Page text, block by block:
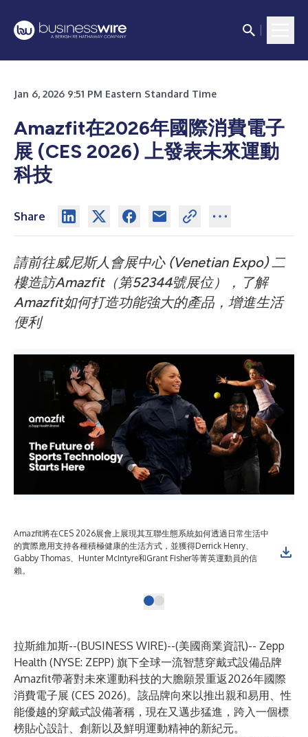
Jan 6, 2026 9:51 PM Eastern Standard Time
Amazfit在2026年國際消費電子
展 (CES 2026) 上發表未來運動
科技
Share
請前往威尼斯人會展中心 (Venetian Expo) 二
樓造訪Amazfit（第52344號展位），了解
Amazfit如何打造功能強大的產品，增進生活
便利
Amazfit將在CES 2026展會上展現其互聯生態系統如何透過日常生活中
的實際應用支持各種積極健康的生活方式，並獲得Derrick Henry、
Gabby Thomas、Hunter McIntyre和Grant Fisher等菁英運動員的信
賴。
拉斯維加斯--(BUSINESS WIRE)--(美國商業資訊)-- Zepp
Health (NYSE: ZEPP) 旗下全球一流智慧穿戴式設備品牌
Amazfit帶著對未來運動科技的大膽願景重返2026年國際
消費電子展 (CES 2026)。該品牌向來以推出親和易用、性
能優越的穿戴式設備著稱，現在又邁步猛進，跨入一個標
榜貼心設計、創新以及鮮明運動精神的新紀元。